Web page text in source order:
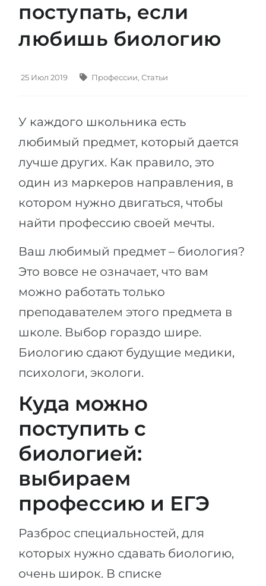
Языковая виза
ШТУДИЕНКОЛЛЕГ
Курсы штудиенколлег
Подготовка к вузу
Подготовка к штудиенколлег
Специальные курсы
Математика
Портфолио
ГЕОГРАФИЯ
Земли
Города
ПРОФЕССИИ
Профессии
Специальности
Примеры вакансий
Тест Голланда
Тест Карта Интересов
Тест RIASEC
Успехна
100%
Наши студенты успешно поступают
КОНСУЛЬТАЦИЯ!
Штудиенколлег
Магистратура
Школы 12 классов (NIS)
Колледжа
IB-Diploma
1 курса
2-3 курса
ПОСТУПАЕМ НА...
Медицина
Инженерия
Физика
Менеджмент
Другая специальность
Украина
Казахстан
Азербайджан
Армения
Другая страна
поступать, если
любишь биологию
25 Июл 2019 Профессии, Статьи
У каждого школьника есть
любимый предмет, который дается
лучше других. Как правило, это
один из маркеров направления, в
котором нужно двигаться, чтобы
найти профессию своей мечты.
Ваш любимый предмет – биология?
Это вовсе не означает, что вам
можно работать только
преподавателем этого предмета в
школе. Выбор гораздо шире.
Биологию сдают будущие медики,
психологи, экологи.
Куда можно
поступить с
биологией:
выбираем
профессию и ЕГЭ
Разброс специальностей, для
которых нужно сдавать биологию,
очень широк. В списке